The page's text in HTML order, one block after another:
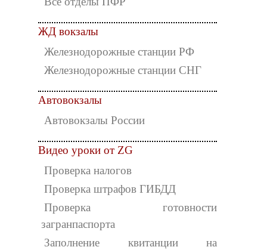
ЖД вокзалы
Железнодорожные станции РФ
Железнодорожные станции СНГ
Автовокзалы
Автовокзалы России
Видео уроки от ZG
Проверка налогов
Проверка штрафов ГИБДД
Проверка готовности
загранпаспорта
Заполнение квитанции на